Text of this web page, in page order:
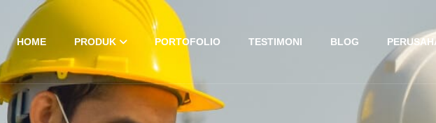
HOME PRODUK PORTOFOLIO TESTIMONI BLOG